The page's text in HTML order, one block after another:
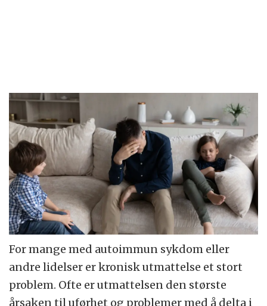
For mange med autoimmun sykdom eller
andre lidelser er kronisk utmattelse et stort
problem. Ofte er utmattelsen den største
årsaken til uførhet og problemer med å delta i